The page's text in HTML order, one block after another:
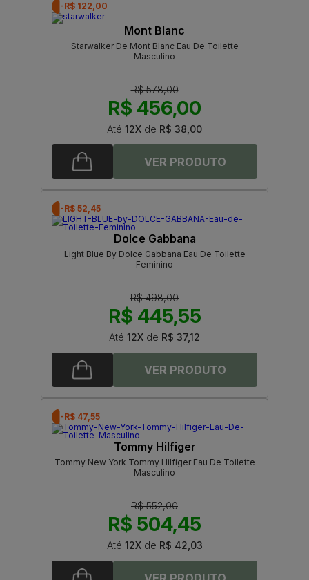
-R$ 122,00
Mont Blanc
Starwalker De Mont Blanc Eau De Toilette
Masculino
R$ 578,00
R$ 456,00
Até 12X de R$ 38,00
-R$ 52,45
Dolce Gabbana
Light Blue By Dolce Gabbana Eau De Toilette
Feminino
R$ 498,00
R$ 445,55
Até 12X de R$ 37,12
-R$ 47,55
Tommy Hilfiger
Tommy New York Tommy Hilfiger Eau De Toilette
Masculino
R$ 552,00
R$ 504,45
Até 12Xde R$ 42,03